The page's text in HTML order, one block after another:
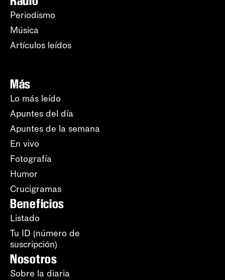
Periodismo
Música
Artículos leídos
Más
Lo más leído
Apuntes del día
Apuntes de la semana
En vivo
Fotografía
Humor
Crucigramas
Beneficios
Listado
Tu ID (número de
suscripción)
Nosotros
Sobre la diaria